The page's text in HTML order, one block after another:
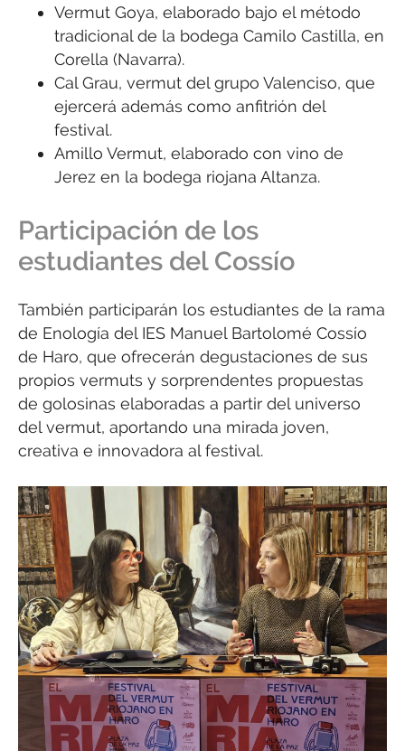
Vermut Goya, elaborado bajo el método
tradicional de la bodega Camilo Castilla, en
Corella (Navarra).
Cal Grau, vermut del grupo Valenciso, que
ejercerá además como anfitrión del
festival.
Amillo Vermut, elaborado con vino de
Jerez en la bodega riojana Altanza.
Participación de los
estudiantes del Cossío
También participarán los estudiantes de la rama
de Enología del IES Manuel Bartolomé Cossío
de Haro, que ofrecerán degustaciones de sus
propios vermuts y sorprendentes propuestas
de golosinas elaboradas a partir del universo
del vermut, aportando una mirada joven,
creativa e innovadora al festival.